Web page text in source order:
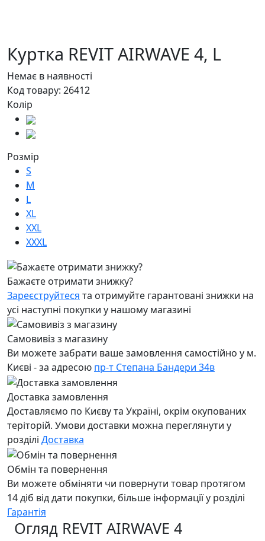
Куртка REVIT AIRWAVE 4, L
Немає в наявності
Код товару: 26412
Колір
Розмір
S
M
L
XL
XXL
XXXL
Бажаєте отримати знижку?
Зареєструйтеся та отримуйте гарантовані знижки на
усі наступні покупки у нашому магазині
Самовивіз з магазину
Ви можете забрати ваше замовлення самостійно у м.
Києві - за адресою пр-т Степана Бандери 34в
Доставка замовлення
Доставляємо по Києву та Україні, окрім окупованих
теріторій. Умови доставки можна переглянути у
розділі Доставка
Обмін та повернення
Ви можете обміняти чи повернути товар протягом
14 діб від дати покупки, більше інформації у розділі
Гарантія
Огляд REVIT AIRWAVE 4